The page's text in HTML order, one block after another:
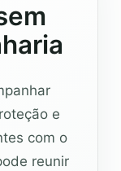
e
com o
reunir